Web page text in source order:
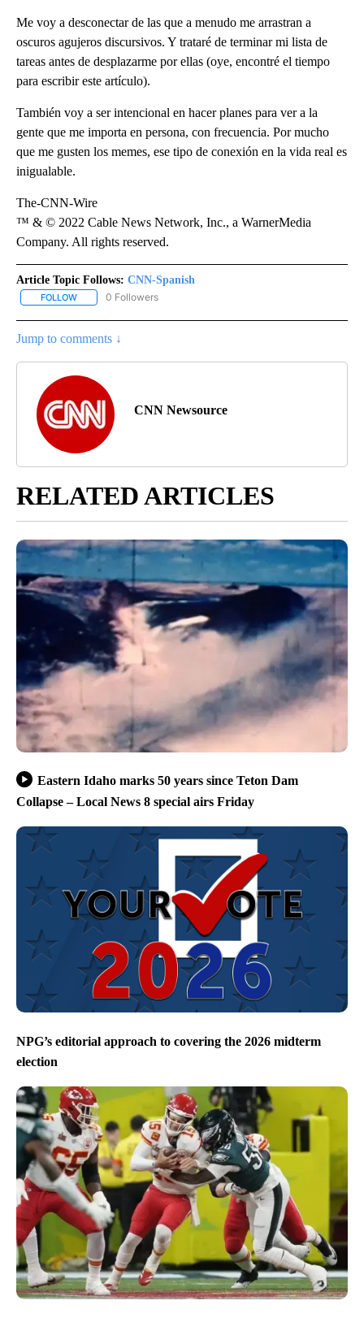
Me voy a desconectar de las que a menudo me arrastran a
oscuros agujeros discursivos. Y trataré de terminar mi lista de
tareas antes de desplazarme por ellas (oye, encontré el tiempo
para escribir este artículo).
También voy a ser intencional en hacer planes para ver a la
gente que me importa en persona, con frecuencia. Por mucho
que me gusten los memes, ese tipo de conexión en la vida real es
inigualable.
The-CNN-Wire
™ & © 2022 Cable News Network, Inc., a WarnerMedia
Company. All rights reserved.
Article Topic Follows: CNN-Spanish
FOLLOW FOLLOW "CNN-SPANISH" TO RECEIVE NOTIFICATIONS ABOUT
0 Followers
Jump to comments ↓
CNN Newsource
RELATED ARTICLES
Eastern Idaho marks 50 years since Teton Dam
Collapse – Local News 8 special airs Friday
NPG’s editorial approach to covering the 2026 midterm
election